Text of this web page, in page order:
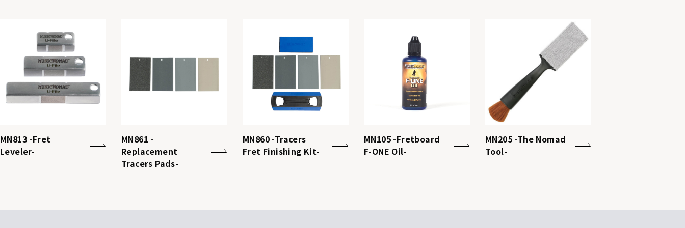
MN813 -Fret
Leveler-
MN861 -
Replacement
Tracers Pads-
MN860 -Tracers
Fret Finishing Kit-
MN105 -Fretboard
F-ONE Oil-
MN205 -The Nomad
Tool-